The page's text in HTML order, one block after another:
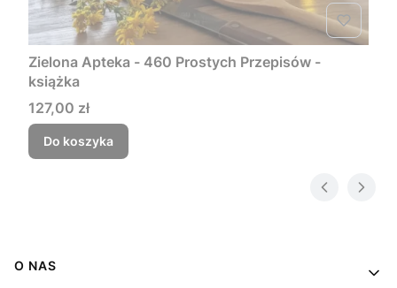
Zielona Apteka - 460 Prostych Przepisów -
książka
Cena
127,00 zł
Do koszyka
Linki w stopce
O NAS